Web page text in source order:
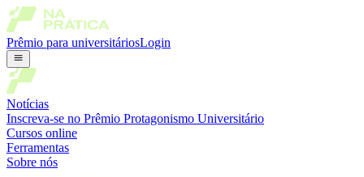
Prêmio para universitáriosLogin
Notícias
Inscreva-se no Prêmio Protagonismo Universitário
Cursos online
Ferramentas
Sobre nós